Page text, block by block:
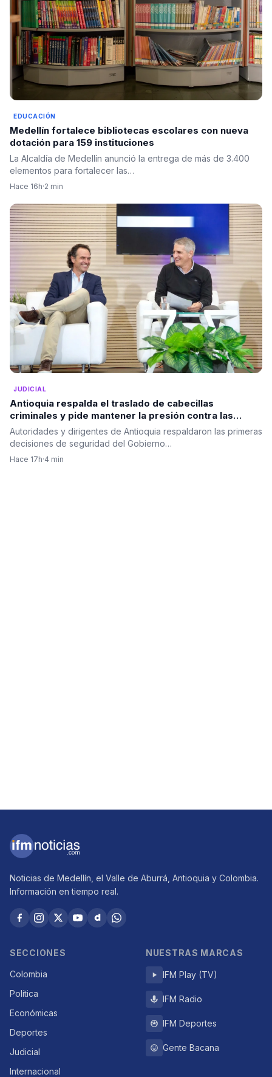
EDUCACIÓN
Medellín fortalece bibliotecas escolares con nueva
dotación para 159 instituciones
La Alcaldía de Medellín anunció la entrega de más de 3.400
elementos para fortalecer las…
Hace 16h·2 min
JUDICIAL
Antioquia respalda el traslado de cabecillas
criminales y pide mantener la presión contra las
estructuras ilegales
Autoridades y dirigentes de Antioquia respaldaron las primeras
decisiones de seguridad del Gobierno…
Hace 17h·4 min
Noticias de Medellín, el Valle de Aburrá, Antioquia y Colombia.
Información en tiempo real.
SECCIONES
Colombia
Política
Económicas
Deportes
Judicial
Internacional
NUESTRAS MARCAS
IFM Play (TV)
IFM Radio
IFM Deportes
Gente Bacana